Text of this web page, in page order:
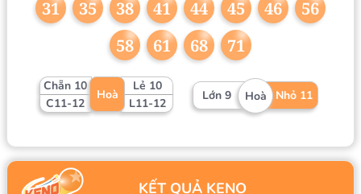
31
35 38 41 44 45 46
56
58
61 68 71
Chẵn 10
C11-12
Hoà
Lẻ 10
L11-12
Lớn 9 Hoà Nhỏ 11
KẾT QUẢ KENO